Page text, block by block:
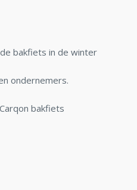
bakfiets in de winter
ondernemers.
bakfiets